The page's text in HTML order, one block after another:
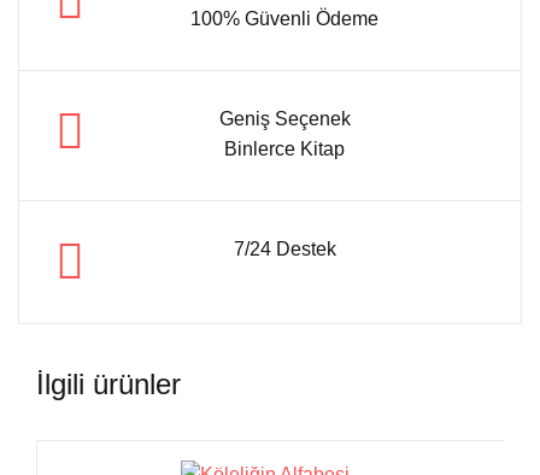
100% Güvenli Ödeme
Geniş Seçenek
Binlerce Kitap
7/24 Destek
İlgili ürünler